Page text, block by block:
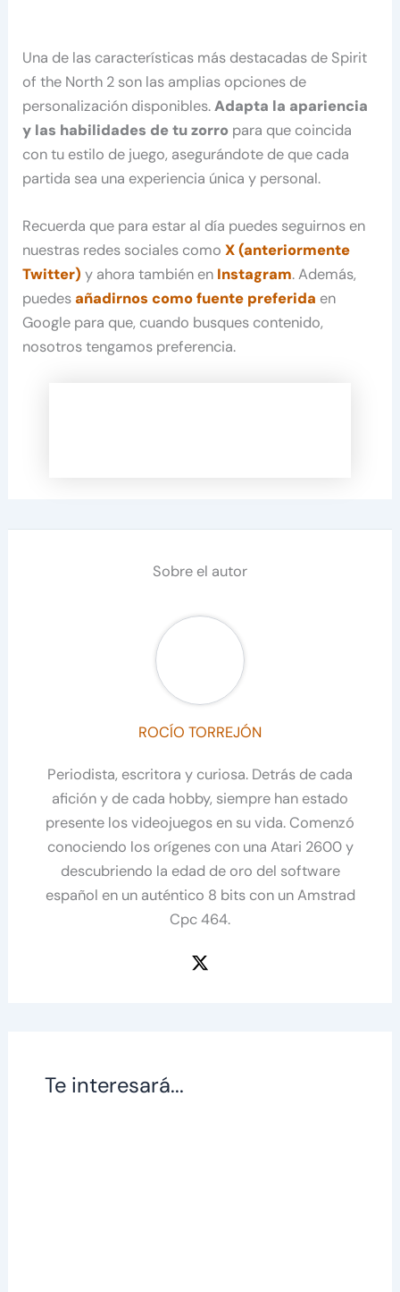
Una de las características más destacadas de Spirit
of the North 2 son las amplias opciones de
personalización disponibles.Adapta la apariencia
y las habilidades de tu zorro para que coincida
con tu estilo de juego, asegurándote de que cada
partida sea una experiencia única y personal.
Recuerda que para estar al día puedes seguirnos en
nuestras redes sociales comoX (anteriormente
Twitter) y ahora también en Instagram. Además,
puedesañadirnos como fuente preferida en
Google para que, cuando busques contenido,
nosotros tengamos preferencia.
Sobre el autor
ROCÍO TORREJÓN
Periodista, escritora y curiosa. Detrás de cada
afición y de cada hobby, siempre han estado
presente los videojuegos en su vida. Comenzó
conociendo los orígenes con una Atari 2600 y
descubriendo la edad de oro del software
español en un auténtico 8 bits con un Amstrad
Cpc 464.
Te interesará...